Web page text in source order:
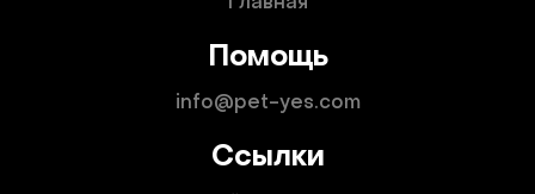
Помощь
info@pet-yes.com
Ссылки